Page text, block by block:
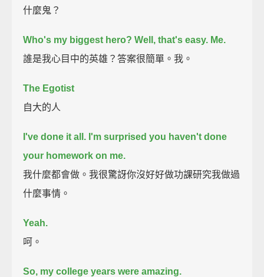
什麼鬼？
Who's my biggest hero? Well, that's easy. Me.
誰是我心目中的英雄？答案很簡單。我。
The Egotist
自大的人
I've done it all. I'm surprised you haven't done
your homework on me.
我什麼都會做。我很驚訝你沒好好做功課研究我做過
什麼事情。
Yeah.
呵。
So, my college years were amazing.